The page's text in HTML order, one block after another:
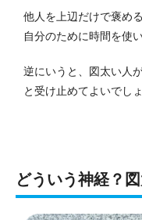
他人を上辺だけで褒め
自分のために時間を使
逆にいうと、図太い人
と受け止めてよいでしょ
どういう神経？